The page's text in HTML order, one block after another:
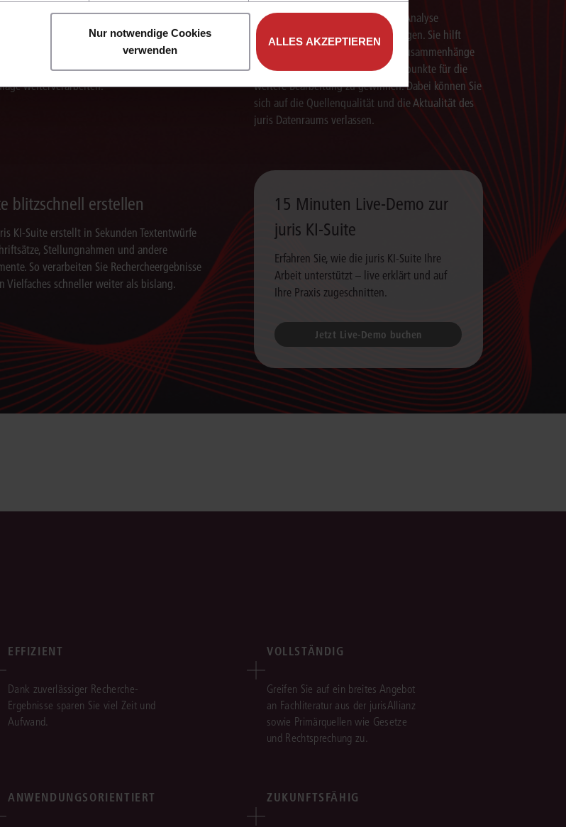
Nur notwendige Cookies
verwenden
ALLES AKZEPTIEREN
KI-Suite belegt ihre Ergebnisse mit
zitierfähigen Quellenverweisen.
Sie die Antworten transparent prüfen,
einordnen und auf einer belastbaren
weiterverarbeiten.
Die juris KI-Suite beschleunigt die Analyse
komplexer juristischer Fragestellungen. Sie hilft
dabei, Sachverhalte einzuordnen, Zusammenhänge
zu erkennen und belastbare Ansatzpunkte für die
weitere Bearbeitung zu gewinnen. Dabei können Sie
sich auf die Quellenqualität und die Aktualität des
juris Datenraums verlassen.
blitzschnell erstellen
KI-Suite erstellt in Sekunden Textentwürfe
Stellungnahmen und andere
So verarbeiten Sie Rechercheergebnisse
Vielfaches schneller weiter als bislang.
15 Minuten Live-Demo zur
juris KI-Suite
Erfahren Sie, wie die juris KI-Suite Ihre
Arbeit unterstützt – live erklärt und auf
Ihre Praxis zugeschnitten.
Jetzt Live-Demo buchen
EFFIZIENT
Dank zuverlässiger Recherche-
Ergebnisse sparen Sie viel Zeit und
Aufwand.
VOLLSTÄNDIG
Greifen Sie auf ein breites Angebot
an Fachliteratur aus der jurisAllianz
sowie Primärquellen wie Gesetze
und Rechtsprechung zu.
ANWENDUNGSORIENTIERT ZUKUNFTSFÄHIG